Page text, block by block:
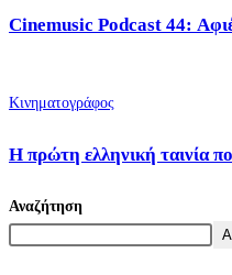
Cinemusic Podcast 44:
Κινηματογράφος
Η πρώτη ελληνική ταινία
Αναζήτηση